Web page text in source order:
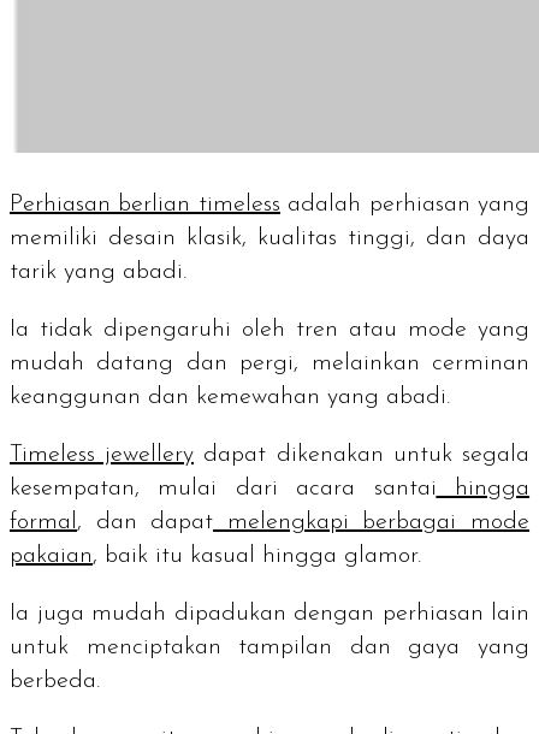
Perhiasan berlian timeless adalah perhiasan yang
memiliki desain klasik, kualitas tinggi, dan daya
tarik yang abadi.
Ia tidak dipengaruhi oleh tren atau mode yang
mudah datang dan pergi, melainkan cerminan
keanggunan dan kemewahan yang abadi.
Timeless jewellery dapat dikenakan untuk segala
kesempatan, mulai dari acara santai
hingga
formal , dan dapat
melengkapi berbagai mode
pakaian, baik itu kasual hingga glamor.
Ia juga mudah dipadukan dengan perhiasan lain
untuk menciptakan tampilan dan gaya yang
berbeda.